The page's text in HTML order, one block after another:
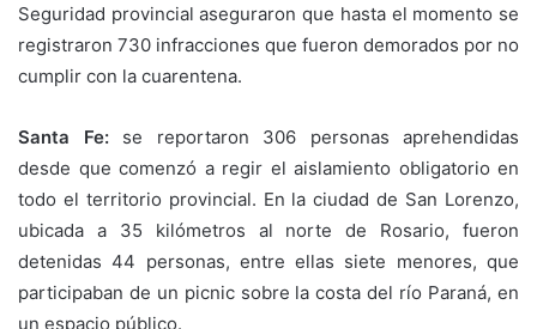
Seguridad provincial aseguraron que hasta el momento se
registraron 730 infracciones que fueron demorados por no
cumplir con la cuarentena.
Santa Fe:se reportaron 306 personas aprehendidas
desde que comenzó a regir el aislamiento obligatorio en
todo el territorio provincial. En la ciudad de San Lorenzo,
ubicada a 35 kilómetros al norte de Rosario, fueron
detenidas 44 personas, entre ellas siete menores, que
participaban de un picnic sobre la costa del río Paraná, en
un espacio público.